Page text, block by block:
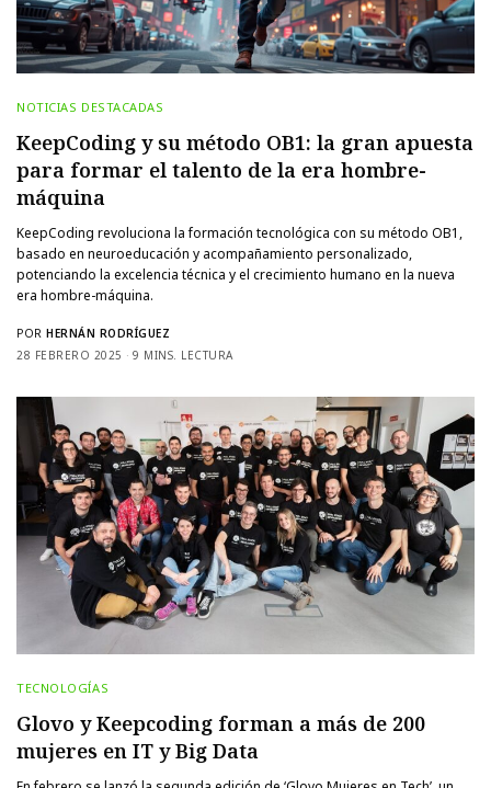
NOTICIAS DESTACADAS
KeepCoding y su método OB1: la gran apuesta
para formar el talento de la era hombre-
máquina
KeepCoding revoluciona la formación tecnológica con su método OB1,
basado en neuroeducación y acompañamiento personalizado,
potenciando la excelencia técnica y el crecimiento humano en la nueva
era hombre-máquina.
POR HERNÁN RODRÍGUEZ
28 FEBRERO 2025
9 MINS. LECTURA
TECNOLOGÍAS
Glovo y Keepcoding forman a más de 200
mujeres en IT y Big Data